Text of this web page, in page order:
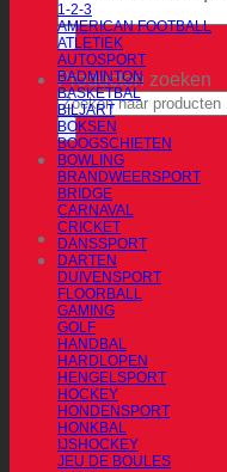
Producten zoeken
1-2-3
AMERICAN FOOTBALL
ATLETIEK
AUTOSPORT
BADMINTON
BASKETBAL
BILJART
BOKSEN
BOOGSCHIETEN
BOWLING
BRANDWEERSPORT
BRIDGE
CARNAVAL
CRICKET
DANSSPORT
DARTEN
DUIVENSPORT
FLOORBALL
GAMING
GOLF
HANDBAL
HARDLOPEN
HENGELSPORT
HOCKEY
HONDENSPORT
HONKBAL
IJSHOCKEY
JEU DE BOULES